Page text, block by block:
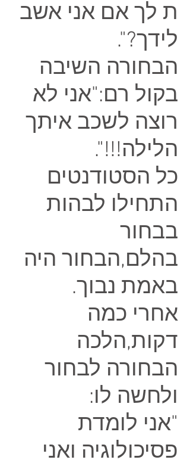
ת לך אם אני אשב
לידך?".
הבחורה השיבה
בקול רם:"אני לא
רוצה לשכב איתך
הלילה!!!".
כל הסטודנטים
התחילו לבהות
בבחור
בהלם,הבחור היה
באמת נבוך.
אחרי כמה
דקות,הלכה
הבחורה לבחור
ולחשה לו:
"אני לומדת
פסיכולוגיה ואני